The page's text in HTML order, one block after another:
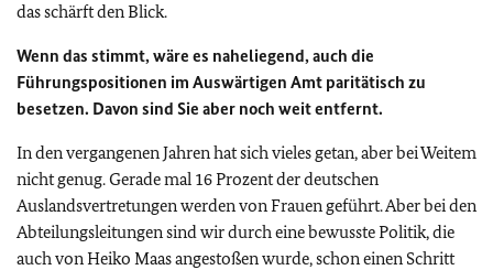
das schärft den Blick.
Wenn das stimmt, wäre es naheliegend, auch die
Führungspositionen im Auswärtigen Amt paritätisch zu
besetzen. Davon sind Sie aber noch weit entfernt.
In den vergangenen Jahren hat sich vieles getan, aber bei Weitem
nicht genug. Gerade mal 16 Prozent der deutschen
Auslandsvertretungen werden von Frauen geführt. Aber bei den
Abteilungsleitungen sind wir durch eine bewusste Politik, die
auch von Heiko Maas angestoßen wurde, schon einen Schritt